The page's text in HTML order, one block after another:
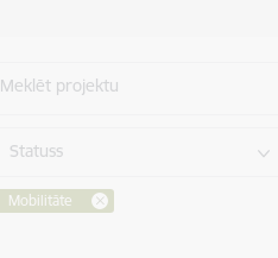
Meklēt projektu
Statuss
Mobilitāte